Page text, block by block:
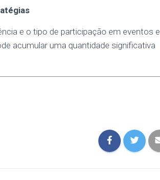
e o tipo de participação em eventos e
acumular uma quantidade significativa